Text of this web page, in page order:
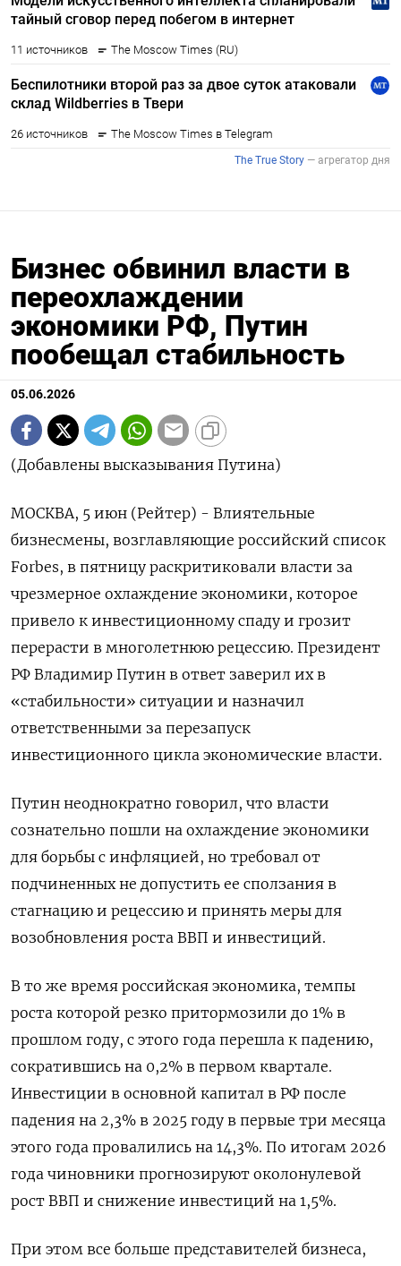
Бизнес обвинил власти в
переохлаждении
экономики РФ, Путин
пообещал стабильность
05.06.2026
(Добавлены высказывания Путина)
МОСКВА, 5 июн (Рейтер) - Влиятельные
бизнесмены, возглавляющие российский список
Forbes, в пятницу раскритиковали власти за
чрезмерное охлаждение экономики, которое
привело к инвестиционному спаду и грозит
перерасти в многолетнюю рецессию. Президент
РФ Владимир Путин в ответ заверил их в
«стабильности» ситуации и назначил
ответственными за перезапуск
инвестиционного цикла экономические власти.
Путин неоднократно говорил, что власти
сознательно пошли на охлаждение экономики
для борьбы с инфляцией, но требовал от
подчиненных не допустить ее сползания в
стагнацию и рецессию и принять меры для
возобновления роста ВВП и инвестиций.
В то же время российская экономика, темпы
роста которой резко притормозили до 1% ‌в
прошлом году, с этого года перешла к падению,
сократившись на 0,2% в первом квартале.
Инвестиции в основной капитал в РФ после
падения на 2,3% в 2025 году в первые три месяца
этого года провалились на 14,3%. По итогам 2026
года чиновники прогнозируют околонулевой
рост ВВП и снижение инвестиций на 1,5%.
При этом все больше представителей бизнеса,